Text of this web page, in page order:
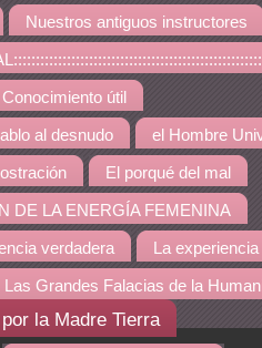
Nuestros antiguos instructores
Conocimiento útil
al desnudo el Hombre
El porqué del mal
DE LA ENERGÍA FEMENINA
verdadera La
Las Grandes Falacias de la
la Madre Tierra